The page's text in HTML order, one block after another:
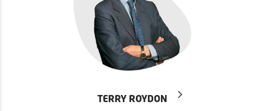
TERRY ROYDON